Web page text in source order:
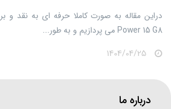
Power 15 G8 می پردازیم و به طور...
درباره ما